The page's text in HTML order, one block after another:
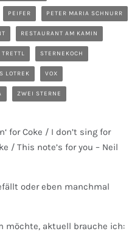
PEIFER PETER MARIA SCHNURR
RESTAURANT AM KAMIN
STERNEKOCH
LOTREK VOX
ZWEI STERNE
for Coke / I don’t sing for
/ This note’s for you – Neil
oder eben manchmal
möchte, aktuell brauche ich: